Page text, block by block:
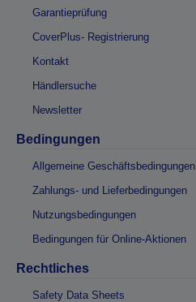
Garantieprüfung
CoverPlus- Registrierung
Kontakt
Händlersuche
Newsletter
Bedingungen
Allgemeine Geschäftsbedingungen
Zahlungs- und Lieferbedingungen
Nutzungsbedingungen
Bedingungen für Online-Aktionen
Rechtliches
Safety Data Sheets